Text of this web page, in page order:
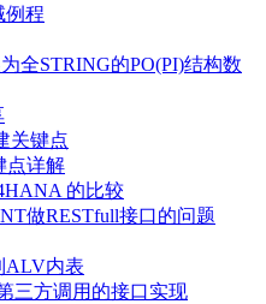
例程
全STRING的PO(PI)结构数
关键点
点详解
的比较
做RESTfull接口的问题
ALV内表
三方调用的接口实现